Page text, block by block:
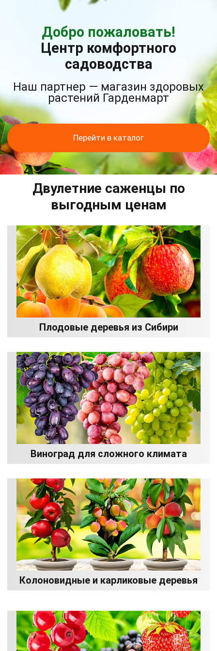
Добро пожаловать!
Центр комфортного
садоводства
Наш партнер — магазин здоровых
растений Гарденмарт
Перейти в каталог
Двулетние саженцы по
выгодным ценам
Плодовые деревья из Сибири
Виноград для сложного климата
Колоновидные и карликовые деревья